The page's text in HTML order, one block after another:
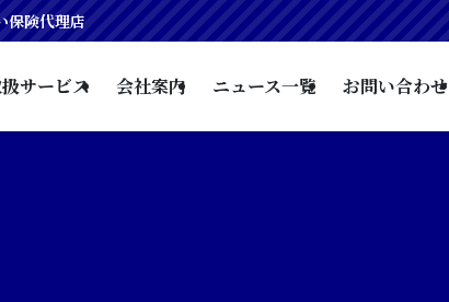
保険代理店
サービス 会社案内 ニュース一覧 お問い合わせ